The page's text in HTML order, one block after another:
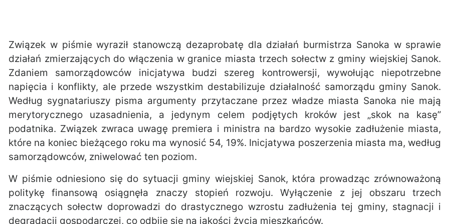
Związek w piśmie wyraził stanowczą dezaprobatę dla działań burmistrza Sanoka w sprawie
działań zmierzających do włączenia w granice miasta trzech sołectw z gminy wiejskiej Sanok.
Zdaniem samorządowców inicjatywa budzi szereg kontrowersji, wywołując niepotrzebne
napięcia i konflikty, ale przede wszystkim destabilizuje działalność samorządu gminy Sanok.
Według sygnatariuszy pisma argumenty przytaczane przez władze miasta Sanoka nie mają
merytorycznego uzasadnienia, a jedynym celem podjętych kroków jest „skok na kasę”
podatnika. Związek zwraca uwagę premiera i ministra na bardzo wysokie zadłużenie miasta,
które na koniec bieżącego roku ma wynosić 54, 19%. Inicjatywa poszerzenia miasta ma, według
samorządowców, zniwelować ten poziom.
W piśmie odniesiono się do sytuacji gminy wiejskiej Sanok, która prowadząc zrównoważoną
politykę finansową osiągnęła znaczy stopień rozwoju. Wyłączenie z jej obszaru trzech
znaczących sołectw doprowadzi do drastycznego wzrostu zadłużenia tej gminy, stagnacji i
degradacji gospodarczej, co odbije się na jakości życia mieszkańców.